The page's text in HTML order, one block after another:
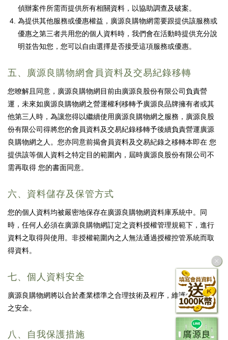
偵辦案件所需而提供所有相關資料，以協助調查及破案。
為提供其他服務或優惠權益，廣源良購物網需要跟提供該服務或
優惠之第三者共用您的個人資料時，我們會在活動時提供充分說
明並告知您，您可以自由選擇是否接受這項服務或優惠。
五、廣源良購物網會員資料及交易紀錄移轉
您暸解且同意，廣源良購物網目前由廣源良股份有限公司負責營
運，未來如廣源良購物網之營運權利移轉予廣源良品牌擁有者或其
他第三人時，為讓您得以繼續使用廣源良購物網之服務，廣源良股
份有限公司得將您的會員資料及交易紀錄移轉予後續負責營運廣源
良購物網之人。您亦同意前揭會員資料及交易紀錄之移轉本即在 您
提供該等個人資料之特定目的範圍內，屆時廣源良股份有限公司不
需再取得 您的書面同意。
六、資料儲存及保管方式
您的個人資料均被嚴密地保存在廣源良購物網資料庫系統中。同
時，任何人必須在廣源良購物網訂定之資料授權管理規範下，進行
資料之取得與使用。非授權範圍內之人無法通過授權控管系統而取
得資料。
七、個人資料安全
廣源良購物網將以合於產業標準之合理技術及程序，維護個人資料
之安全。
八、自我保護措施